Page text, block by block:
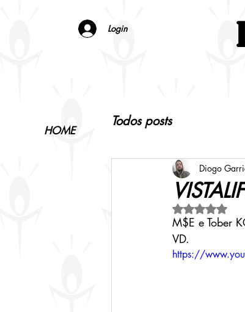
Login
HOME LIFESHOP
Todos posts
Diogo
Avaliado
M$E e Tober
VD.
https://